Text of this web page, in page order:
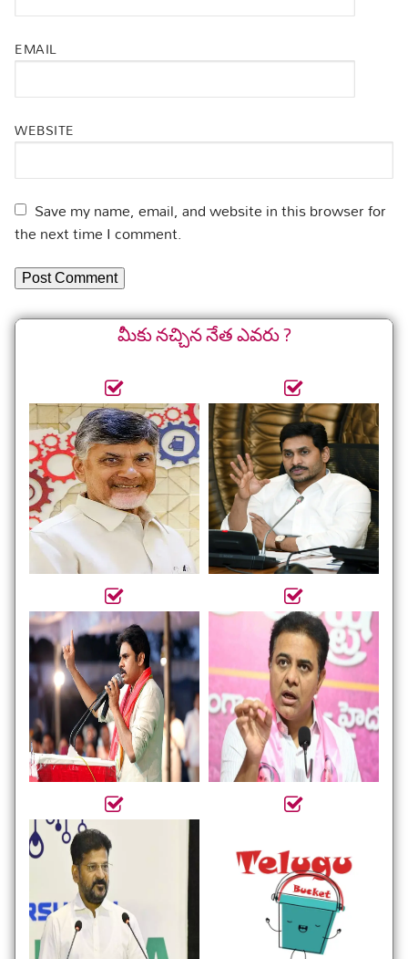
EMAIL
WEBSITE
Save my name, email, and website in this browser for
the next time I comment.
మీకు నచ్చిన నేత ఎవరు ?